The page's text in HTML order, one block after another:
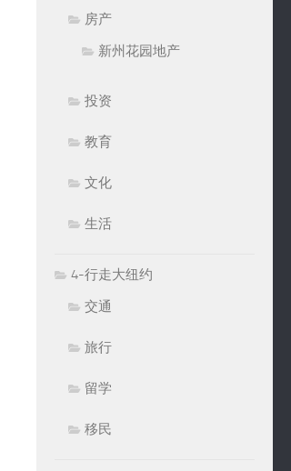
房产
新州花园地产
投资
教育
文化
生活
4-行走大纽约
交通
旅行
留学
移民